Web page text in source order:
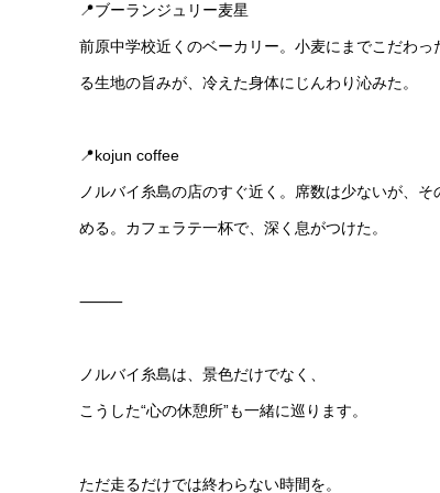
📍ブーランジュリー麦星
前原中学校近くのベーカリー。小麦にまでこだわ
る生地の旨みが、冷えた身体にじんわり沁みた。
📍kojun coffee
ノルバイ糸島の店のすぐ近く。席数は少ないが、
める。カフェラテ一杯で、深く息がつけた。
⸻
ノルバイ糸島は、景色だけでなく、
こうした“心の休憩所”も一緒に巡ります。
ただ走るだけでは終わらない時間を。